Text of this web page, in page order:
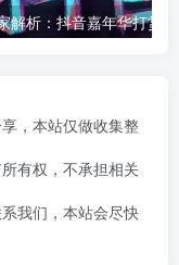
，本站仅做收集整
有权，不承担相关
我们，本站会尽快